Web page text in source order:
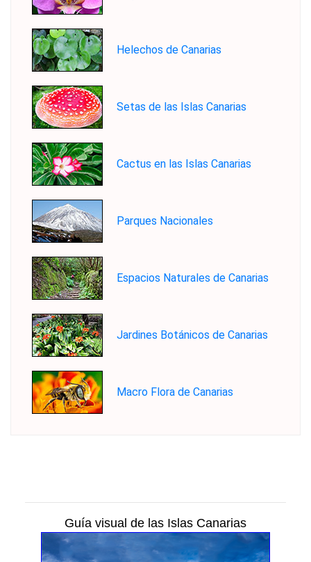
Helechos de Canarias
Setas de las Islas Canarias
Cactus en las Islas Canarias
Parques Nacionales
Espacios Naturales de Canarias
Jardines Botánicos de Canarias
Macro Flora de Canarias
Guía visual de las Islas Canarias